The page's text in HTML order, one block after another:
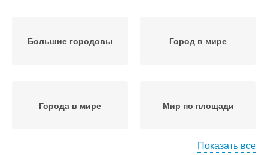
Большие городовы Город в мире
Города в мире Мир по площади
Показать все